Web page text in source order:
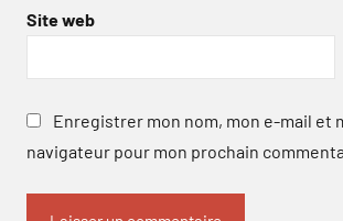
Site web
Enregistrer mon nom, mon e-mail et
navigateur pour mon prochain